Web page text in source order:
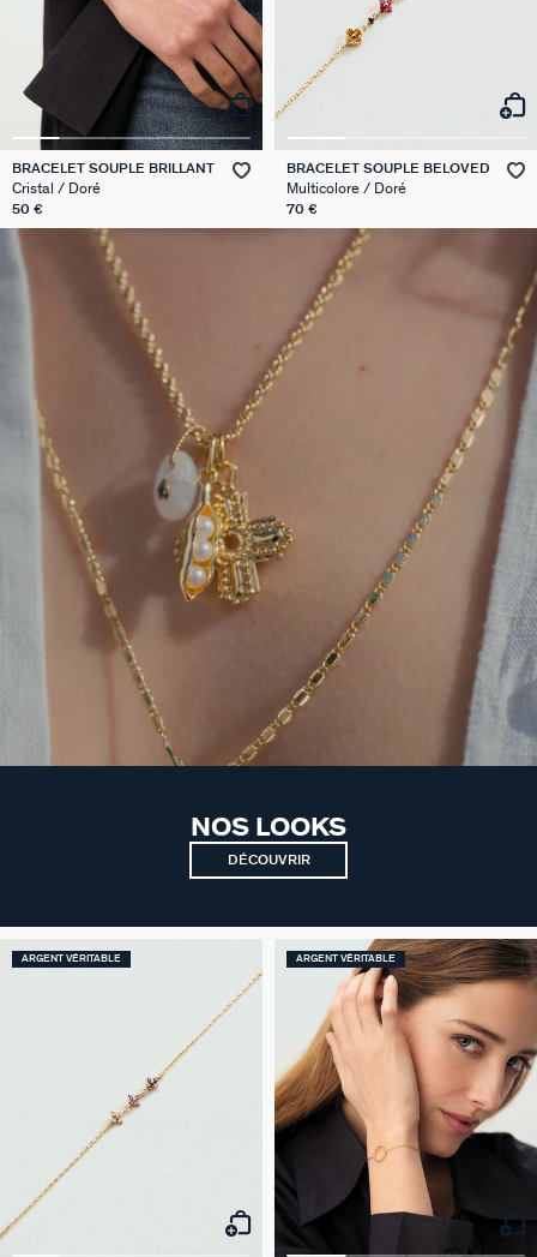
BRACELET SOUPLE BRILLANT
Cristal / Doré
50 €
BRACELET SOUPLE BELOVED
Multicolore / Doré
70 €
NOS LOOKS
DÉCOUVRIR
ARGENT VÉRITABLE ARGENT VÉRITABLE